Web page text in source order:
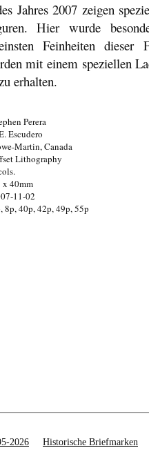
Jahres 2007 zeigen
Hier wurde
Feinheiten dieser
mit einem speziellen
erhalten.
Perera
Escudero
Martin, Canada
Lithography
x 40mm
11-02
8p, 40p, 42p, 49p, 55p
2026
Historische Briefmarken